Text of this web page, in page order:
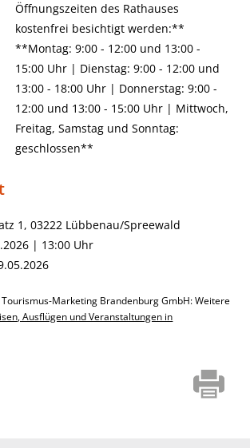
Öffnungszeiten des Rathauses
kostenfrei besichtigt werden:**
**Montag: 9:00 - 12:00 und 13:00 -
15:00 Uhr | Dienstag: 9:00 - 12:00 und
13:00 - 18:00 Uhr | Donnerstag: 9:00 -
12:00 und 13:00 - 15:00 Uhr | Mittwoch,
Freitag, Samstag und Sonntag:
geschlossen**
1, 03222 Lübbenau/Spreewald
| 13:00 Uhr
Tourismus-Marketing Brandenburg GmbH: Weitere
Ausflügen und Veranstaltungen in